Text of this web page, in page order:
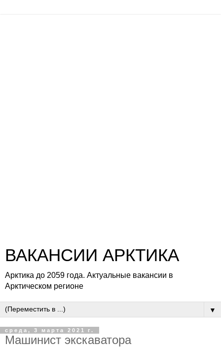
ВАКАНСИИ АРКТИКА
Арктика до 2059 года. Актуальные вакансии в
Арктическом регионе
▼
среда, 3 марта 2021 г.
Машинист экскаватора